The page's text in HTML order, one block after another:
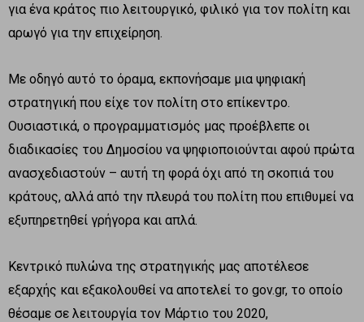
για ένα κράτος πιο λειτουργικό, φιλικό για τον πολίτη και
αρωγό για την επιχείρηση.
Με οδηγό αυτό το όραμα, εκπονήσαμε μια ψηφιακή
στρατηγική που είχε τον πολίτη στο επίκεντρο.
Ουσιαστικά, ο προγραμματισμός μας προέβλεπε οι
διαδικασίες του Δημοσίου να ψηφιοποιούνται αφού πρώτα
ανασχεδιαστούν – αυτή τη φορά όχι από τη σκοπιά του
κράτους, αλλά από την πλευρά του πολίτη που επιθυμεί να
εξυπηρετηθεί γρήγορα και απλά.
Κεντρικό πυλώνα της στρατηγικής μας αποτέλεσε
εξαρχής και εξακολουθεί να αποτελεί το gov.gr, το οποίο
θέσαμε σε λειτουργία τον Μάρτιο του 2020,